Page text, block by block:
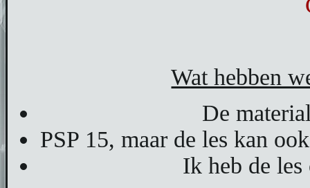
Wat hebben
De
PSP 15, maar de les kan
Ik heb de